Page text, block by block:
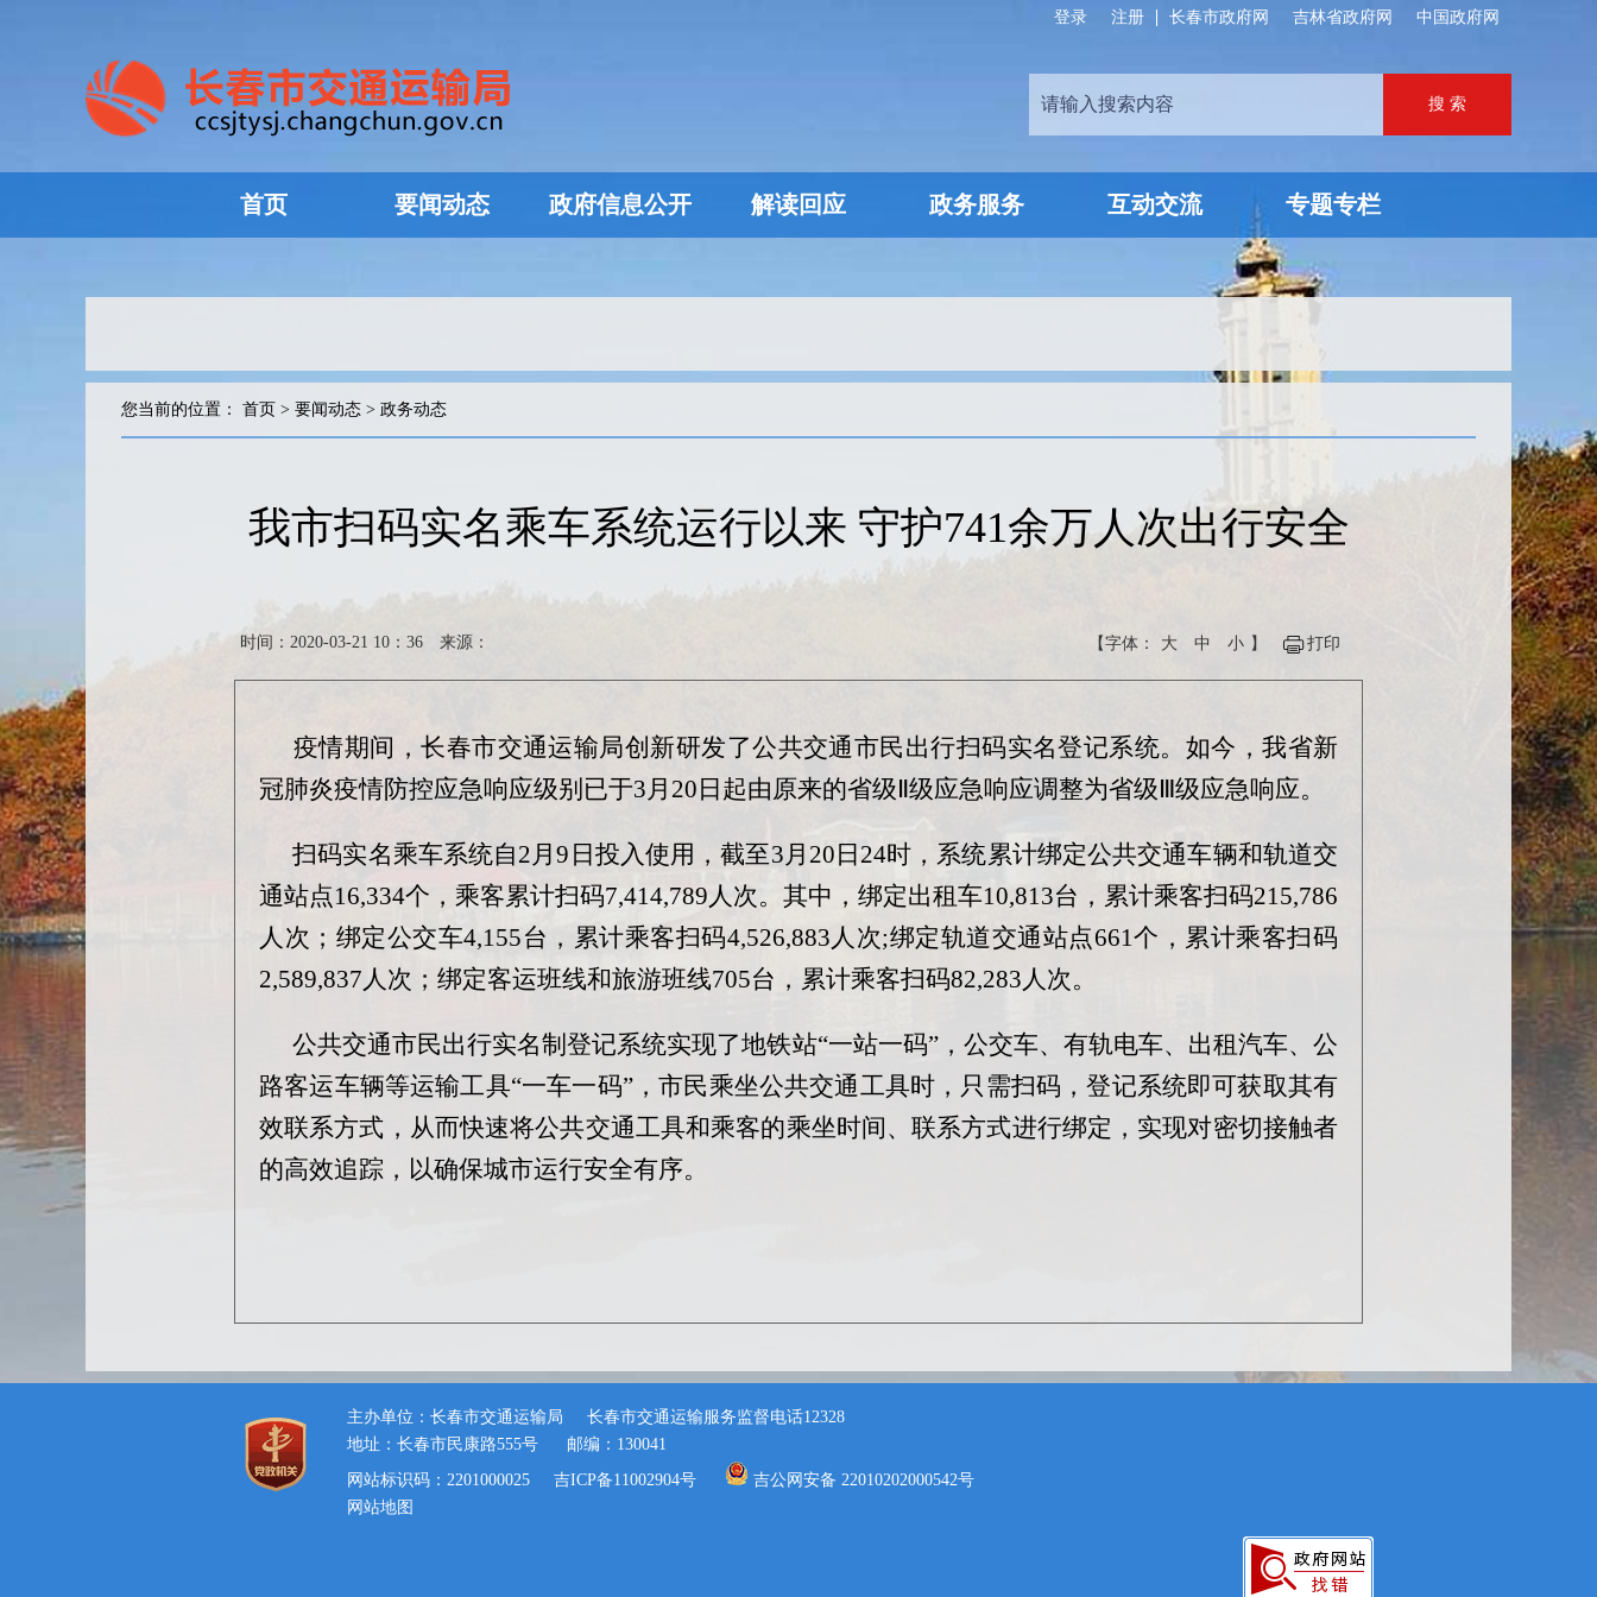
中国政府网
吉林省政府网
长春市政府网
注册
登录
首页 要闻动态 政府信息公开 解读回应 政务服务 互动交流 专题专栏
您当前的位置： 首页 > 要闻动态 > 政务动态
我市扫码实名乘车系统运行以来 守护741余万人次出行安全
时间：2020-03-21 10：36 来源： 【字体： 大 中 小 】 打印
疫情期间，长春市交通运输局创新研发了公共交通市民出行扫码实名登记系统。如今，我省新
冠肺炎疫情防控应急响应级别已于3月20日起由原来的省级Ⅱ级应急响应调整为省级Ⅲ级应急响应。
扫码实名乘车系统自2月9日投入使用，截至3月20日24时，系统累计绑定公共交通车辆和轨道交
通站点16,334个，乘客累计扫码7,414,789人次。其中，绑定出租车10,813台，累计乘客扫码215,786
人次；绑定公交车4,155台，累计乘客扫码4,526,883人次;绑定轨道交通站点661个，累计乘客扫码
2,589,837人次；绑定客运班线和旅游班线705台，累计乘客扫码82,283人次。
公共交通市民出行实名制登记系统实现了地铁站“一站一码”，公交车、有轨电车、出租汽车、公
路客运车辆等运输工具“一车一码”，市民乘坐公共交通工具时，只需扫码，登记系统即可获取其有
效联系方式，从而快速将公共交通工具和乘客的乘坐时间、联系方式进行绑定，实现对密切接触者
的高效追踪，以确保城市运行安全有序。
主办单位：长春市交通运输局
长春市交通运输服务监督电话12328
地址：长春市民康路555号
邮编：130041
网站标识码：2201000025
吉ICP备11002904号
吉公网安备 22010202000542号
网站地图